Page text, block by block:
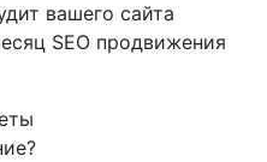
вашего сайта
SEO продвижения